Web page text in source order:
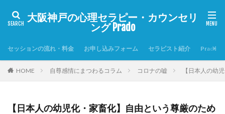
大阪神戸の心理セラピー・カウンセリ
ング Prado
セッションの流れ・料金 お申し込みフォーム セラピスト紹介 Pradoへ
HOME 自尊感情にまつわるコラム コロナの嘘 【日本人の幼
【日本人の幼児化・家畜化】自由という尊厳のため